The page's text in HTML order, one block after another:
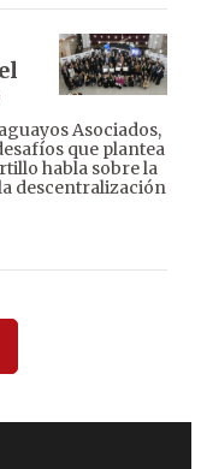
Asociados,
que plantea
habla sobre la
descentralización